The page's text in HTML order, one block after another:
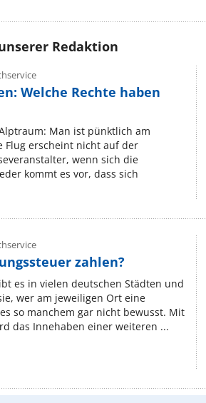
Redaktion
Welche Rechte haben
Man ist pünktlich am
Flug erscheint nicht auf der
wenn sich die
kommt es vor, dass sich
zahlen?
es in vielen deutschen Städten und
wer am jeweiligen Ort eine
so manchem gar nicht bewusst. Mit
das Innehaben einer weiteren ...